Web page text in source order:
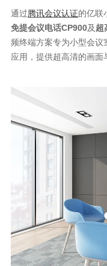
通过腾讯会议认证的亿联
免提会议电话CP900及超
频终端方案专为小型会
应用，提供超高清的画面